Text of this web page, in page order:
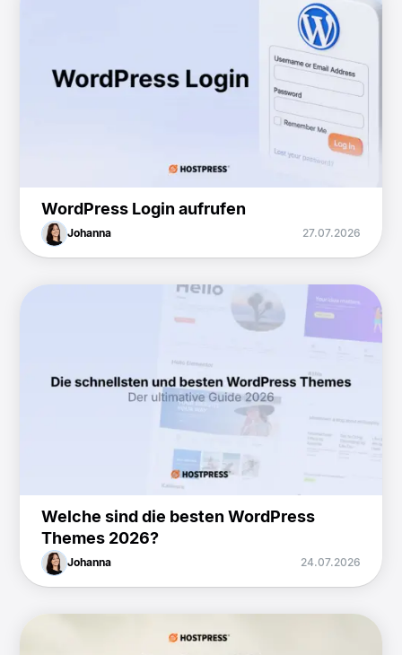
WordPress Login aufrufen
Johanna 27.07.2026
Welche sind die besten WordPress
Themes 2026?
Johanna 24.07.2026